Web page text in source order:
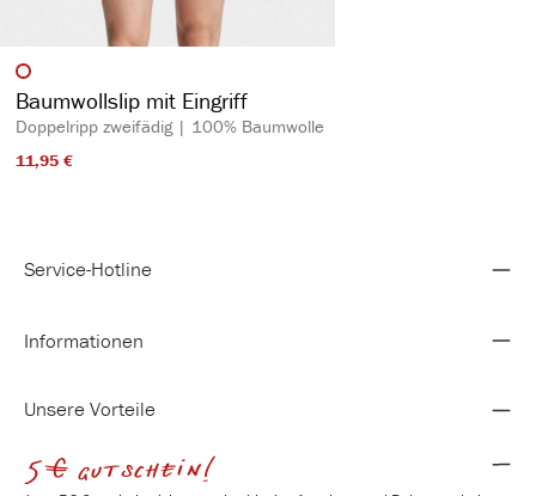
Artikelfarbe
Baumwollslip mit Eingriff
Doppelripp zweifädig | 100% Baumwolle
11,95 €​
Service-Hotline
Informationen
Unsere Vorteile
5€ gutschein!